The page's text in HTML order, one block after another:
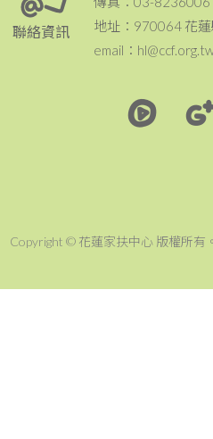
聯絡資訊
地址：970064 花
email：
Copyright © 花蓮家扶中心 版權所有